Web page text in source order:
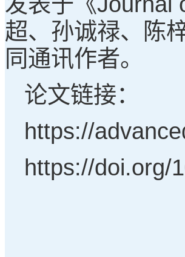
超、孙诚禄、陈
同通讯作者。
论文链接：
https://
https://doi.org/